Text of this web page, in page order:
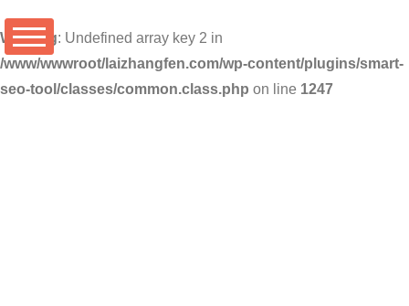
Warning: Undefined array key 2 in
/www/wwwroot/laizhangfen.com/wp-content/plugins/smart-
seo-tool/classes/common.class.php on line 1247